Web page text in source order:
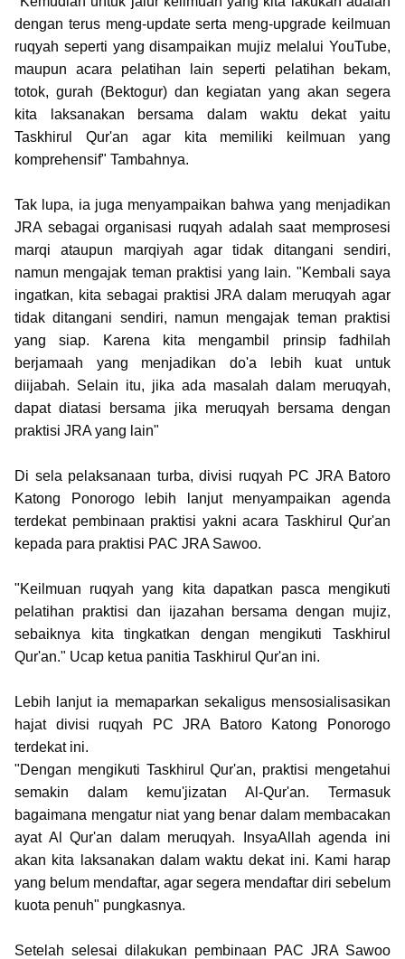
dengan terus meng-update serta meng-upgrade keilmuan
ruqyah seperti yang disampaikan mujiz melalui YouTube,
maupun acara pelatihan lain seperti pelatihan bekam,
totok, gurah (Bektogur) dan kegiatan yang akan segera
kita laksanakan bersama dalam waktu dekat yaitu
Taskhirul Qur'an agar kita memiliki keilmuan yang
komprehensif" Tambahnya.
Tak lupa, ia juga menyampaikan bahwa yang menjadikan
JRA sebagai organisasi ruqyah adalah saat memprosesi
marqi ataupun marqiyah agar tidak ditangani sendiri,
namun mengajak teman praktisi yang lain. "Kembali saya
ingatkan, kita sebagai praktisi JRA dalam meruqyah agar
tidak ditangani sendiri, namun mengajak teman praktisi
yang siap. Karena kita mengambil prinsip fadhilah
berjamaah yang menjadikan do'a lebih kuat untuk
diijabah. Selain itu, jika ada masalah dalam meruqyah,
dapat diatasi bersama jika meruqyah bersama dengan
praktisi JRA yang lain"
Di sela pelaksanaan turba, divisi ruqyah PC JRA Batoro
Katong Ponorogo lebih lanjut menyampaikan agenda
terdekat pembinaan praktisi yakni acara Taskhirul Qur'an
kepada para praktisi PAC JRA Sawoo.
"Keilmuan ruqyah yang kita dapatkan pasca mengikuti
pelatihan praktisi dan ijazahan bersama dengan mujiz,
sebaiknya kita tingkatkan dengan mengikuti Taskhirul
Qur'an." Ucap ketua panitia Taskhirul Qur'an ini.
Lebih lanjut ia memaparkan sekaligus mensosialisasikan
hajat divisi ruqyah PC JRA Batoro Katong Ponorogo
terdekat ini.
"Dengan mengikuti Taskhirul Qur'an, praktisi mengetahui
semakin dalam kemu'jizatan Al-Qur'an. Termasuk
bagaimana mengatur niat yang benar dalam membacakan
ayat Al Qur'an dalam meruqyah. InsyaAllah agenda ini
akan kita laksanakan dalam waktu dekat ini. Kami harap
yang belum mendaftar, agar segera mendaftar diri sebelum
kuota penuh" pungkasnya.
Setelah selesai dilakukan pembinaan PAC JRA Sawoo